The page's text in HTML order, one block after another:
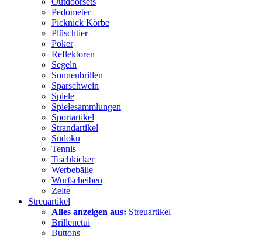
Pedometer
Picknick Körbe
Plüschtier
Poker
Reflektoren
Segeln
Sonnenbrillen
Sparschwein
Spiele
Spielesammlungen
Sportartikel
Strandartikel
Sudoku
Tennis
Tischkicker
Werbebälle
Wurfscheiben
Zelte
Streuartikel
Alles anzeigen aus: Streuartikel
Brillenetui
Buttons